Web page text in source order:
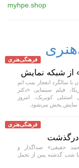
myhpe.shop
فرهنگی‌هنری
از شبکه نمایش
با سالگرد انفجار بمب اتم
فیلم سینمایی «دکتر
استنلی کوبریک، امروز
فرهنگی‌هنری
حقیقی» صداگذار و
شب گذشته پس از تحمل